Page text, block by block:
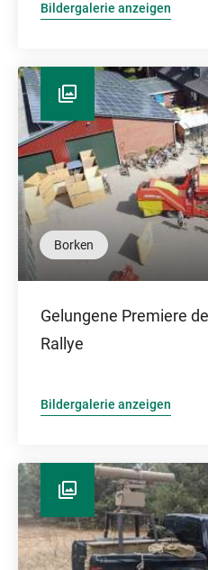
Bildergalerie anzeigen
Borken
Gelungene Premiere
Rallye
Bildergalerie anzeigen